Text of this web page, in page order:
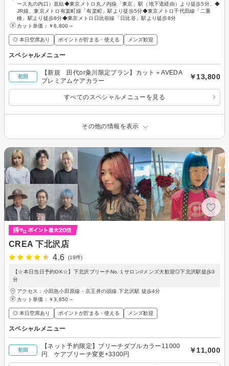
ース丸の内口）直結◆東京メトロ丸ノ内線「東京」駅（地下道経由）より徒歩5分、◆
JR線、東京メトロ有楽町線「有楽町」駅より徒歩5分◆東京メトロ千代田線「二重
橋」駅より徒歩8分◆東京メトロ日比谷線「日比谷」駅より徒歩8分
カット単価： ￥6,800～
◎ 本日空席あり ポイントが貯まる・使える メンズ歓迎
スペシャルメニュー
初回
【新規 田代or粂川限定プラン】カット＋AVEDA
プレミアムケアカラー
￥13,800
すべてのスペシャルメニューを見る
その他の情報を表示
CREA 下北沢店
4.6
(19件)
【☆本日当日予約OK☆】下北沢ブリーチNo.１サロン//メンズ大歓迎◎下北沢駅徒歩3
分
アクセス：小田急小田原線・京王井の頭線 下北沢駅 徒歩4分
カット単価： ￥3,850～
◎ 本日空席あり ポイントが貯まる・使える メンズ歓迎
スペシャルメニュー
初回
【ネット予約限定】ブリーチダブルカラー11000
円 ケアブリーチ変更+3300円
￥11,000